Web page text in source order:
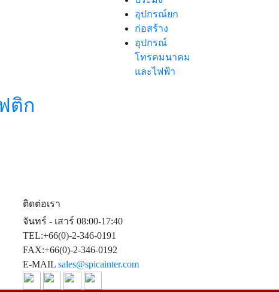
ติก
อุปกรณ์ยก
ก่อสร้าง
อุปกรณ์
โทรคมนาคม
และไฟฟ้า
ติดต่อเรา
จันทร์ - เสาร์ 08:00-17:40
TEL:+66(0)-2-346-0191
FAX:+66(0)-2-346-0192
E-MAIL sales@spicainter.com